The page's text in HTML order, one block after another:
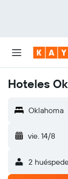
Hoteles
Oklahoma
vie. 14/8
2